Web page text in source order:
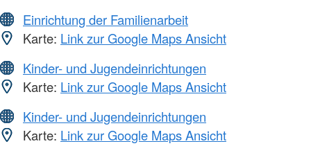
Einrichtung der Familienarbeit
Karte: Link zur Google Maps Ansicht
Kinder- und Jugendeinrichtungen
Karte: Link zur Google Maps Ansicht
Kinder- und Jugendeinrichtungen
Karte: Link zur Google Maps Ansicht